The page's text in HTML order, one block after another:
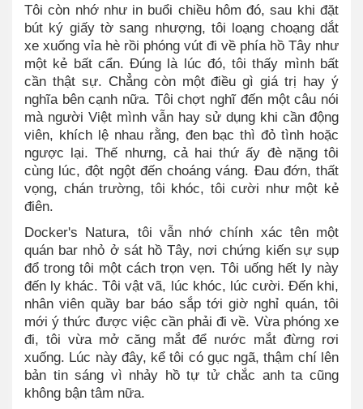
Tôi còn nhớ như in buổi chiều hôm đó, sau khi đặt
bút ký giấy tờ sang nhượng, tôi loạng choạng dắt
xe xuống vỉa hè rồi phóng vút đi về phía hồ Tây như
một kẻ bất cẩn. Đúng là lúc đó, tôi thấy mình bất
cần thật sự. Chẳng còn một điều gì giá trị hay ý
nghĩa bên cạnh nữa. Tôi chợt nghĩ đến một câu nói
mà người Việt mình vẫn hay sử dụng khi cần động
viên, khích lệ nhau rằng, đen bạc thì đỏ tình hoặc
ngược lại. Thế nhưng, cả hai thứ ấy đè nặng tôi
cùng lúc, đột ngột đến choáng váng. Đau đớn, thất
vọng, chán trường, tôi khóc, tôi cười như một kẻ
điên.
Docker's Natura, tôi vẫn nhớ chính xác tên một
quán bar nhỏ ở sát hồ Tây, nơi chứng kiến sự sụp
đổ trong tôi một cách trọn vẹn. Tôi uống hết ly này
đến ly khác. Tôi vật vã, lúc khóc, lúc cười. Đến khi,
nhân viên quầy bar báo sắp tới giờ nghỉ quán, tôi
mới ý thức được việc cần phải đi về. Vừa phóng xe
đi, tôi vừa mở căng mắt để nước mắt đừng rơi
xuống. Lúc này đây, kể tôi có gục ngã, thậm chí lên
bản tin sáng vì nhảy hồ tự tử chắc anh ta cũng
không bận tâm nữa.